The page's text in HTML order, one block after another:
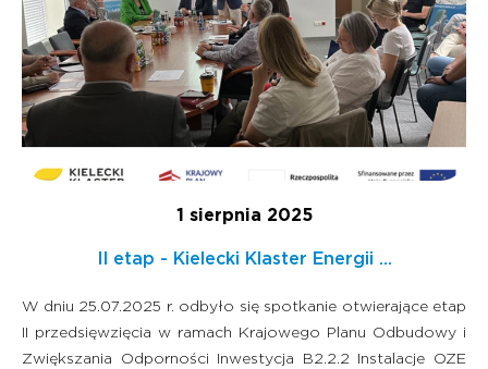
1 sierpnia 2025
II etap - Kielecki Klaster Energii ...
W dniu 25.07.2025 r. odbyło się spotkanie otwierające etap
II przedsięwzięcia w ramach Krajowego Planu Odbudowy i
Zwiększania Odporności Inwestycja B2.2.2 Instalacje OZE